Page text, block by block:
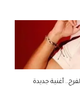
أغنية جديدة